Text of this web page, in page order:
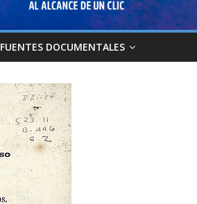
FUENTES DOCUMENTALES